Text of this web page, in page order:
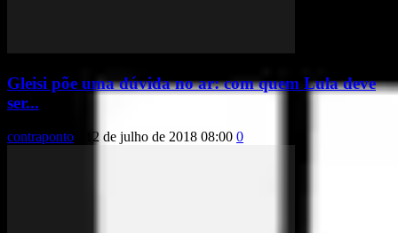
Gleisi põe uma dúvida no ar: com quem Lula deve
ser...
contraponto 12 de julho de 2018 08:00 0